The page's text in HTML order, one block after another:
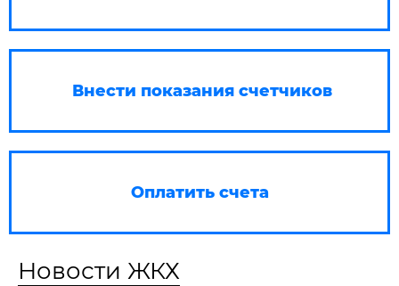
Внести показания счетчиков
Оплатить счета
Новости ЖКХ